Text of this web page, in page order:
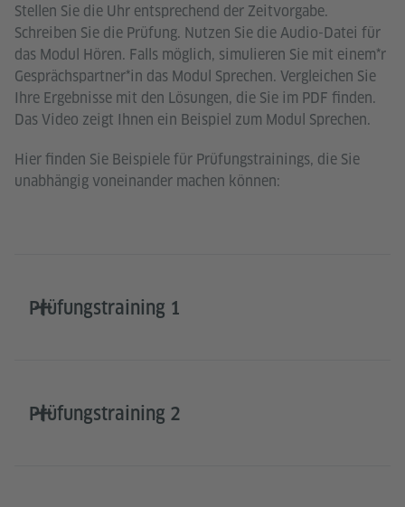
Stellen Sie die Uhr entsprechend der Zeitvorgabe.
Schreiben Sie die Prüfung. Nutzen Sie die Audio-Datei für
das Modul Hören. Falls möglich, simulieren Sie mit einem*r
Gesprächspartner*in das Modul Sprechen. Vergleichen Sie
Ihre Ergebnisse mit den Lösungen, die Sie im PDF finden.
Das Video zeigt Ihnen ein Beispiel zum Modul Sprechen.
Hier finden Sie Beispiele für Prüfungstrainings, die Sie
unabhängig voneinander machen können:
Prüfungstraining 1
Prüfungstraining 2